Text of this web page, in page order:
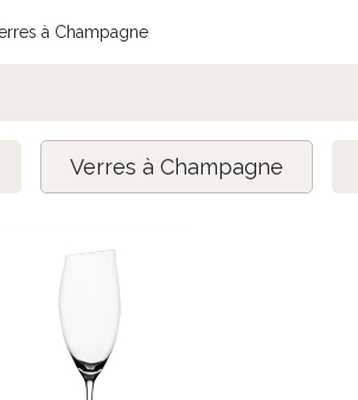
à Champagne
Verres à Champagne